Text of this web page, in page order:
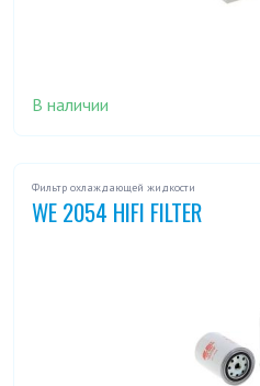
В наличии
Фильтр охлаждающей жидкости
WE 2054 HIFI FILTER